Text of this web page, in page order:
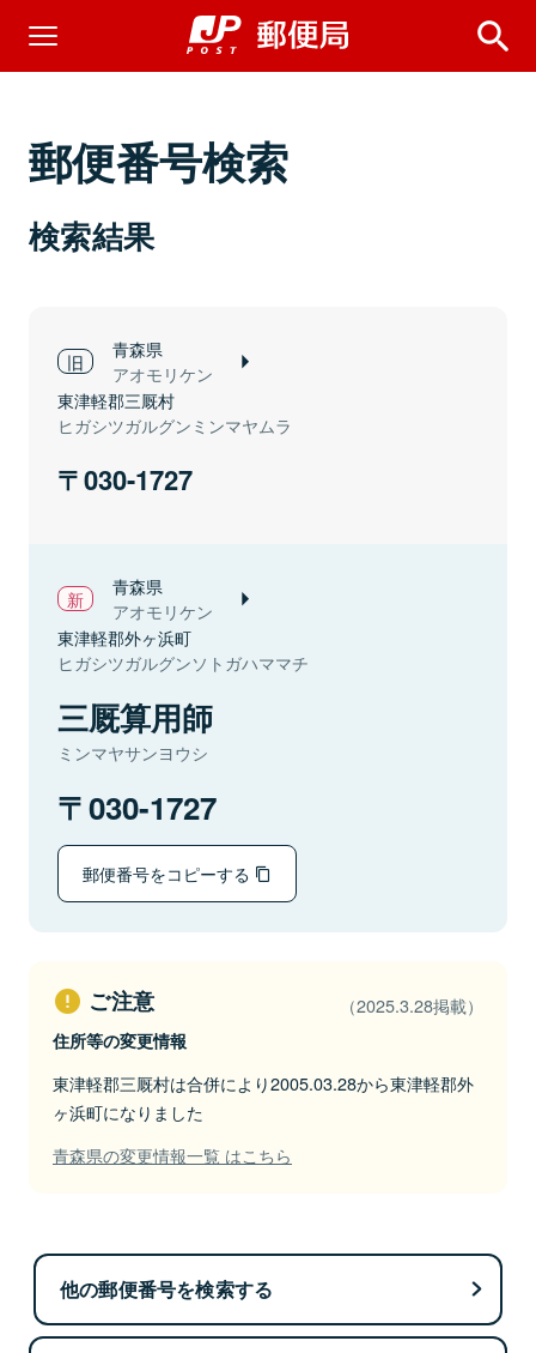
郵便番号検索
検索結果
青森県
アオモリケン
東津軽郡三厩村
ヒガシツガルグンミンマヤムラ
030-1727
青森県
アオモリケン
東津軽郡外ヶ浜町
ヒガシツガルグンソトガハママチ
三厩算用師
ミンマヤサンヨウシ
030-1727
郵便番号をコピーする
ご注意 （2025.3.28掲載）
住所等の変更情報
東津軽郡三厩村は合併により2005.03.28から東津軽郡外
ヶ浜町になりました
青森県の変更情報一覧 はこちら
他の郵便番号を検索する